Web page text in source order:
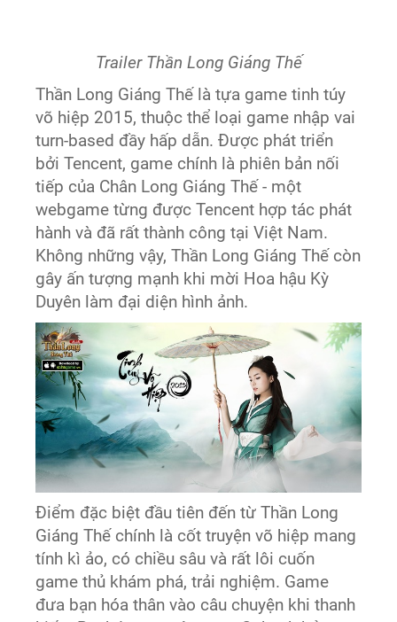
Trailer Thần Long Giáng Thế
Thần Long Giáng Thế là tựa game tinh túy
võ hiệp 2015, thuộc thể loại game nhập vai
turn-based đầy hấp dẫn. Được phát triển
bởi Tencent, game chính là phiên bản nối
tiếp của Chân Long Giáng Thế - một
webgame từng được Tencent hợp tác phát
hành và đã rất thành công tại Việt Nam.
Không những vậy, Thần Long Giáng Thế còn
gây ấn tượng mạnh khi mời Hoa hậu Kỳ
Duyên làm đại diện hình ảnh.
Điểm đặc biệt đầu tiên đến từ Thần Long
Giáng Thế chính là cốt truyện võ hiệp mang
tính kì ảo, có chiều sâu và rất lôi cuốn
game thủ khám phá, trải nghiệm. Game
đưa bạn hóa thân vào câu chuyện khi thanh